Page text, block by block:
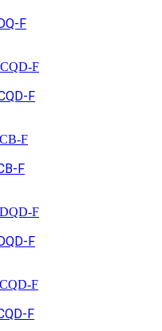
F
F
F
F
F